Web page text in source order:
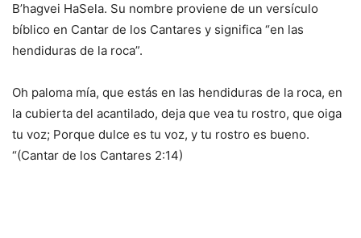
B’hagvei HaSela. Su nombre proviene de un versículo
bíblico en Cantar de los Cantares y significa “en las
hendiduras de la roca”.
Oh paloma mía, que estás en las hendiduras de la roca, en
la cubierta del acantilado, deja que vea tu rostro, que oiga
tu voz; Porque dulce es tu voz, y tu rostro es bueno.
“(Cantar de los Cantares 2:14)